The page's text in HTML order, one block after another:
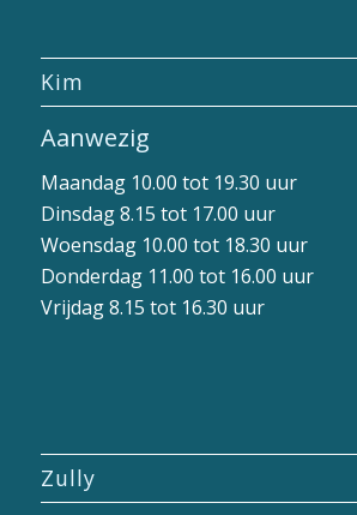
Kim
Aanwezig
Maandag 10.00 tot 19.30 uur
Dinsdag 8.15 tot 17.00 uur
Woensdag 10.00 tot 18.30 uur
Donderdag 11.00 tot 16.00 uur
Vrijdag 8.15 tot 16.30 uur
Zully